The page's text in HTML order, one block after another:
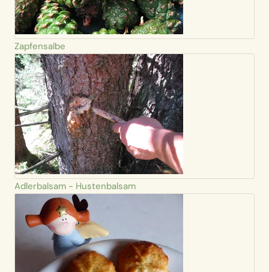
Zapfensalbe
Adlerbalsam - Hustenbalsam